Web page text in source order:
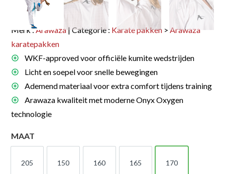
Merk :Arawaza| Categorie : Karate pakken >Arawaza
karatepakken
WKF-approved voor officiële kumite wedstrijden
Licht en soepel voor snelle bewegingen
Ademend materiaal voor extra comfort tijdens training
Arawaza kwaliteit met moderne Onyx Oxygen
technologie
MAAT
205
205
150
150
160
160
165
165
170
170